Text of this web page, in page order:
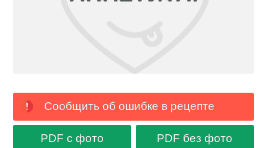
Сообщить об ошибке в рецепте
PDF с фото PDF без фото